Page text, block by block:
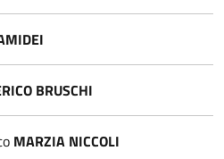
BRUSCHI
MARZIA NICCOLI